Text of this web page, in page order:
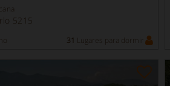
5215
31 Lugares para dormir